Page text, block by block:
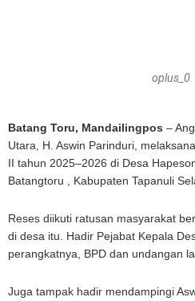
oplus_0
Batang Toru, Mandailingpos –
Utara, H. Aswin Parinduri,
II tahun 2025–2026 di Desa
Batangtoru , Kabupaten Tapanuli
Reses diikuti ratusan masyarakat
di desa itu. Hadir Pejabat Kepala
perangkatnya, BPD dan undangan
Juga tampak hadir mendampingi